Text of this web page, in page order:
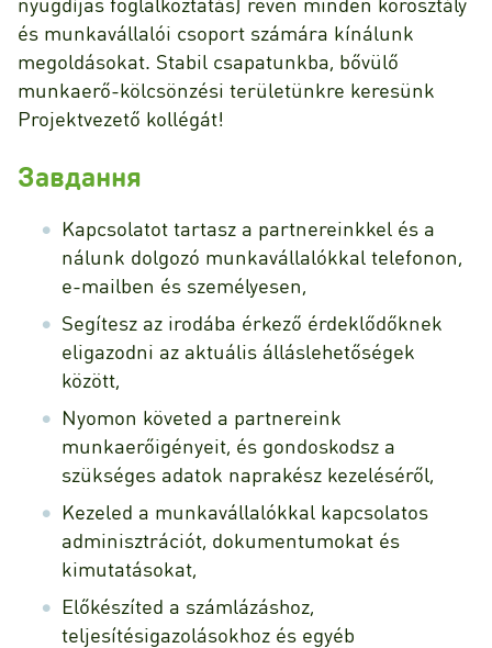
és munkavállalói csoport számára kínálunk
megoldásokat. Stabil csapatunkba, bővülő
munkaerő-kölcsönzési területünkre keresünk
Projektvezető kollégát!
Завдання
Kapcsolatot tartasz a partnereinkkel és a
nálunk dolgozó munkavállalókkal telefonon,
e-mailben és személyesen,
Segítesz az irodába érkező érdeklődőknek
eligazodni az aktuális álláslehetőségek
között,
Nyomon követed a partnereink
munkaerőigényeit, és gondoskodsz a
szükséges adatok naprakész kezeléséről,
Kezeled a munkavállalókkal kapcsolatos
adminisztrációt, dokumentumokat és
kimutatásokat,
Előkészíted a számlázáshoz,
teljesítésigazolásokhoz és egyéb